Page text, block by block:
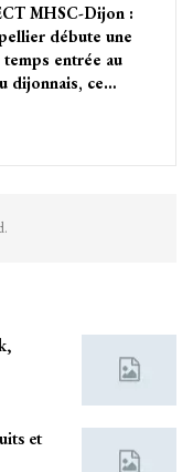
MHSC-Dijon :
débute une
temps entrée au
dijonnais, ce…
et